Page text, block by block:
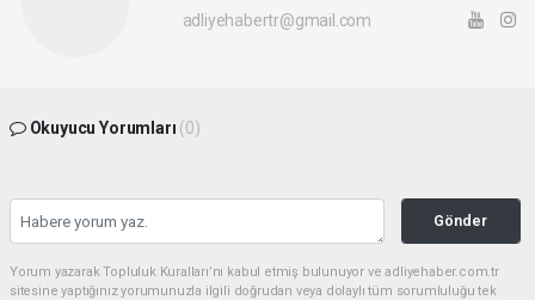
adliyehabertr@gmail.com
Okuyucu Yorumları (0)
Gönder
Yorum yazarak Topluluk Kuralları’nı kabul etmiş bulunuyor ve adliyehaber.com.tr
sitesine yaptığınız yorumunuzla ilgili doğrudan veya dolaylı tüm sorumluluğu tek